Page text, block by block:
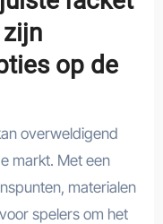
op de
overweldigend
markt. Met een
materialen
spelers om het